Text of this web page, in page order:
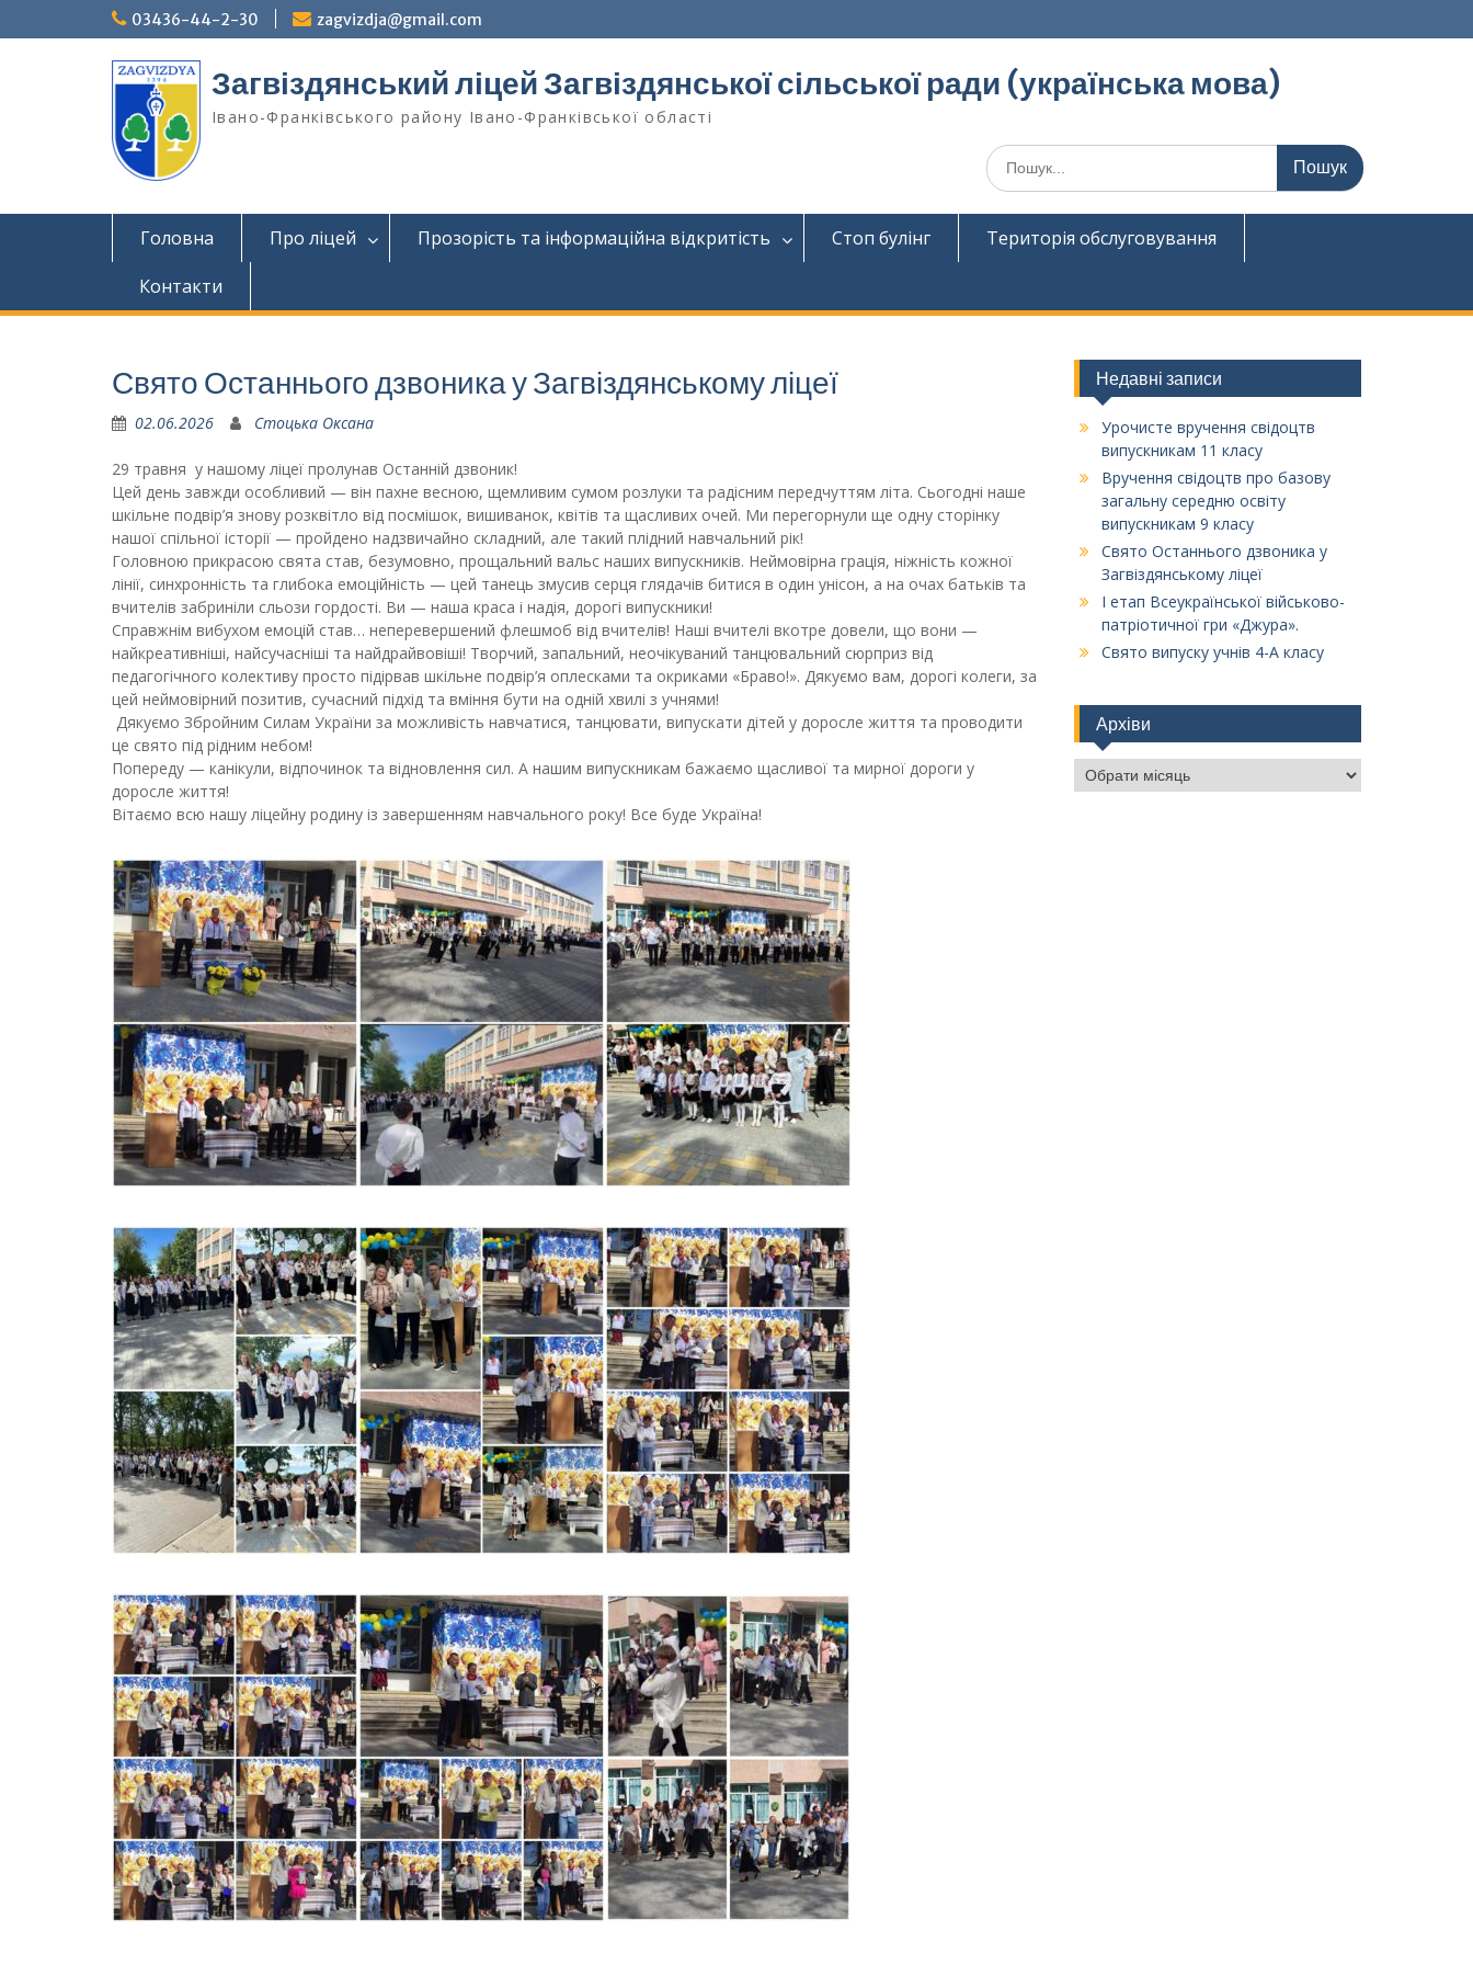
до
03436-44-2-30 zagvizdja@gmail.com
Загвіздянський ліцей Загвіздянської сільської ради (українська мова)
Івано-Франківського району Івано-Франківської області
Шукати:
Головна Про ліцей Прозорість та інформаційна відкритість Стоп булінг
Територія обслуговування
Контакти
Свято Останнього дзвоника у Загвіздянському ліцеї
02.06.2026 Стоцька Оксана
29 травня у нашому ліцеї пролунав Останній дзвоник!
​Цей день завжди особливий — він пахне весною, щемливим сумом розлуки та радісним передчуттям літа. Сьогодні наше
шкільне подвір’я знову розквітло від посмішок, вишиванок, квітів та щасливих очей. Ми перегорнули ще одну сторінку
нашої спільної історії — пройдено надзвичайно складний, але такий плідний навчальний рік!
​Головною прикрасою свята став, безумовно, прощальний вальс наших випускників. Неймовірна грація, ніжність кожної
лінії, синхронність та глибока емоційність — цей танець змусив серця глядачів битися в один унісон, а на очах батьків та
вчителів забриніли сльози гордості. Ви — наша краса і надія, дорогі випускники!
​Справжнім вибухом емоцій став… неперевершений флешмоб від вчителів! Наші вчителі вкотре довели, що вони —
найкреативніші, найсучасніші та найдрайвовіші! Творчий, запальний, неочікуваний танцювальний сюрприз від
педагогічного колективу просто підірвав шкільне подвір’я оплесками та окриками «Браво!». Дякуємо вам, дорогі колеги, за
цей неймовірний позитив, сучасний підхід та вміння бути на одній хвилі з учнями!
​ Дякуємо Збройним Силам України за можливість навчатися, танцювати, випускати дітей у доросле життя та проводити
це свято під рідним небом!
​Попереду — канікули, відпочинок та відновлення сил. А нашим випускникам бажаємо щасливої та мирної дороги у
доросле життя!
​Вітаємо всю нашу ліцейну родину із завершенням навчального року! Все буде Україна!
Недавні записи
Урочисте вручення свідоцтв
випускникам 11 класу
Вручення свідоцтв про базову
загальну середню освіту
випускникам 9 класу
Свято Останнього дзвоника у
Загвіздянському ліцеї
І етап Всеукраїнської військово-
патріотичної гри «Джура».
Свято випуску учнів 4-А класу
Архіви
Архіви